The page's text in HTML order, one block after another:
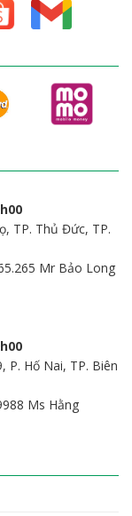
TP. Thủ Đức, TP.
Mr Bảo Long
P. Hố Nai, TP. Biên
Ms Hằng